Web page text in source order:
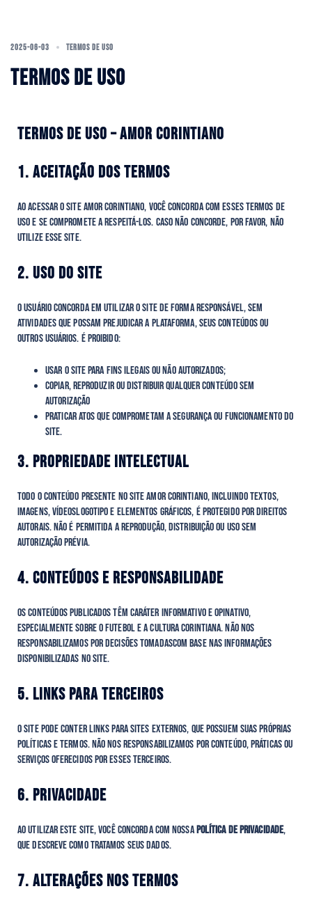
2025-06-03 TERMOS DE USO
TERMOS DE USO
TERMOS DE USO – AMOR CORINTIANO
1. ACEITAÇÃO DOS TERMOS
Ao acessar o site Amor Corintiano, você concorda com esses Termos de
Uso e se compromete a respeitá-los. Caso não concorde, por favor, não
utilize esse site.
2. USO DO SITE
O usuário concorda em utilizar o site de forma responsável, sem
atividades que possam prejudicar a plataforma, seus conteúdos ou
outros usuários. É proibido:
Usar o site para fins ilegais ou não autorizados;
Copiar, reproduzir ou distribuir qualquer conteúdo sem
autorização
Praticar atos que comprometam a segurança ou funcionamento do
site.
3. PROPRIEDADE INTELECTUAL
Todo o conteúdo presente no site Amor Corintiano, incluindo textos,
imagens, vídeoslogotipo e elementos gráficos, é protegido por direitos
autorais. Não é permitida a reprodução, distribuição ou uso sem
autorização prévia.
4. CONTEÚDOS E RESPONSABILIDADE
Os conteúdos publicados têm caráter informativo e opinativo,
especialmente sobre o futebol e a cultura corintiana. Não nos
responsabilizamos por decisões tomadascom base nas informações
disponibilizadas no site.
5. LINKS PARA TERCEIROS
O site pode conter links para sites externos, que possuem suas próprias
políticas e termos. Não nos responsabilizamos por conteúdo, práticas ou
serviços oferecidos por esses terceiros.
6. PRIVACIDADE
Ao utilizar este site, você concorda com nossaPolítica de Privacidade,
que descreve como tratamos seus dados.
7. ALTERAÇÕES NOS TERMOS